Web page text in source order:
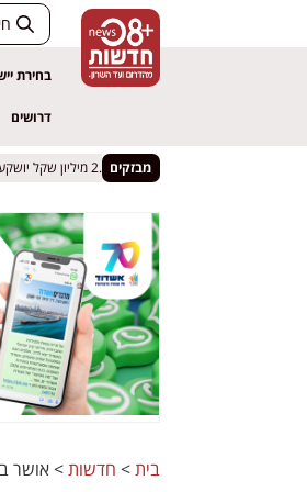
בחירת
דרושים
מבזקיםבדרך להגביל כלי רכב מזהמים: 2.5 מיליון שקל יושקעו בהפחתת זיהום האוויר
בדרך להגביל כלי רכב מזהמים: 2.5 מיליון שקל יושקעו בהפחתת זיהום האוויר
בית> חדשות>אושר